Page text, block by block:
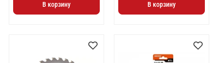
В корзину В корзину